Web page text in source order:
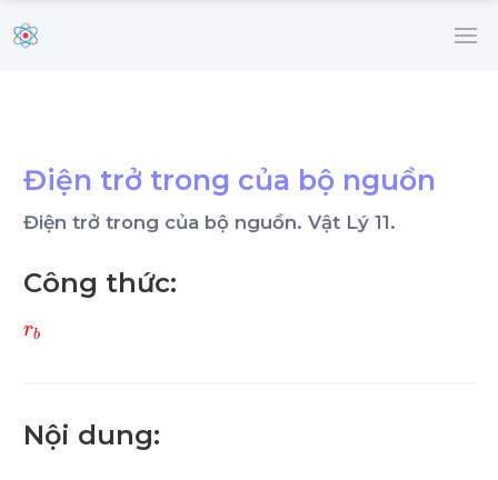
Điện trở trong của bộ nguồn
Điện trở trong của bộ nguồn. Vật Lý 11.
Công thức:
Nội dung: